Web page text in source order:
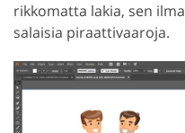
rikkomatta lakia, sen
salaisia piraattivaaroja.